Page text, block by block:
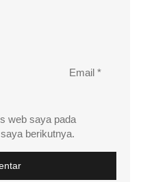
Email *
web saya pada
berikutnya.